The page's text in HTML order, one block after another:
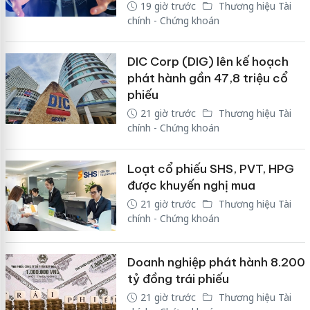
19 giờ trước
Thương hiệu Tài
chính - Chứng khoán
DIC Corp (DIG) lên kế hoạch
phát hành gần 47,8 triệu cổ
phiếu
21 giờ trước
Thương hiệu Tài
chính - Chứng khoán
Loạt cổ phiếu SHS, PVT, HPG
được khuyến nghị mua
21 giờ trước
Thương hiệu Tài
chính - Chứng khoán
Doanh nghiệp phát hành 8.200
tỷ đồng trái phiếu
21 giờ trước
Thương hiệu Tài